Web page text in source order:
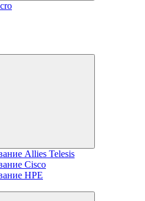
Allies Telesis
Cisco
HPE